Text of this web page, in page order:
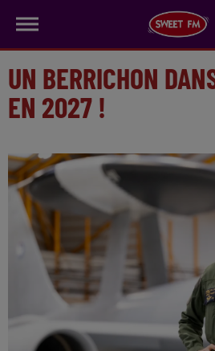
UN BERRICHON
EN 2027 !